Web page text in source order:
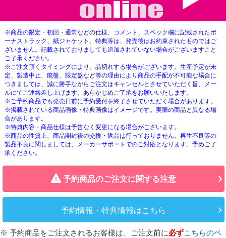
※商品の限定・初回・通常などの仕様、コメント、スペック欄に記載されたボ
ーナストラック、紙ジャケット、特典等は、発売後はお約束されたものではご
ざいません。記載されておりましても追加されていない場合がございますこと
ご了承ください。
※ご注文頂くタイミングにより、品切れする場合がございます。生産予定が未
定、製造中止、廃盤、限定盤など等の理由により商品の手配が不可能な場合に
つきましては、誠に勝手ながらご注文はキャンセルとさせていただく旨、メー
ルにてご連絡差し上げます。あらかじめご了承をお願いいたします。
※ご予約商品でも発売日前に予約受付を終了させていただく場合があります。
※掲載されている商品画像・特典画像はイメージです。実際の商品と異なる場
合があります。
※特典内容・商品仕様は予告なく変更になる場合がございます。
※商品の性質上、商品開封後の交換・返品は行っておりません。再生不良等の
製品不良に関しましては、メーカーサポートでのご対応となります。予めご了
承ください。
予約商品のご注文に関する注意
予約情報・特典情報はこちら
※ 予約商品をご注文されるお客様は、ご注文前に必ずこちらのペ